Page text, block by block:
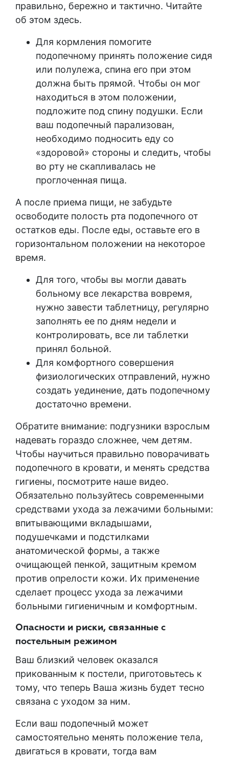
правильно, бережно и тактично. Читайте
об этом здесь.
Для кормления помогите
подопечному принять положение сидя
или полулежа, спина его при этом
должна быть прямой. Чтобы он мог
находиться в этом положении,
подложите под спину подушки. Если
ваш подопечный парализован,
необходимо подносить еду со
«здоровой» стороны и следить, чтобы
во рту не скапливалась не
проглоченная пища.
А после приема пищи, не забудьте
освободите полость рта подопечного от
остатков еды. После еды, оставьте его в
горизонтальном положении на некоторое
время.
Для того, чтобы вы могли давать
больному все лекарства вовремя,
нужно завести таблетницу, регулярно
заполнять ее по дням недели и
контролировать, все ли таблетки
принял больной.
Для комфортного совершения
физиологических отправлений, нужно
создать уединение, дать подопечному
достаточно времени.
Обратите внимание: подгузники взрослым
надевать гораздо сложнее, чем детям.
Чтобы научиться правильно поворачивать
подопечного в кровати, и менять средства
гигиены, посмотрите наше видео.
Обязательно пользуйтесь современными
средствами ухода за лежачими больными:
впитывающими вкладышами,
подушечками и подстилками
анатомической формы, а также
очищающей пенкой, защитным кремом
против опрелости кожи. Их применение
сделает процесс ухода за лежачими
больными гигиеничным и комфортным.
Опасности и риски, связанные с
постельным режимом
Ваш близкий человек оказался
прикованным к постели, приготовьтесь к
тому, что теперь Ваша жизнь будет тесно
связана с уходом за ним.
Если ваш подопечный может
самостоятельно менять положение тела,
двигаться в кровати, тогда вам